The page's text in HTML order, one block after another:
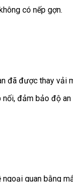
có nếp gợn.
được thay vải
đảm bảo độ
quan bằng